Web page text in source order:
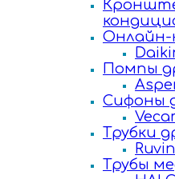
Онлайн-
Помпы
Сифоны
Трубки
Трубы